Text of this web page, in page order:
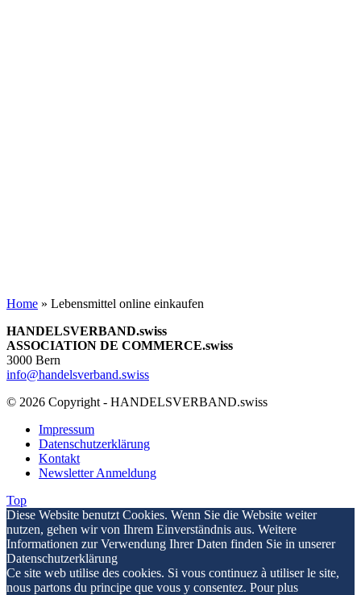
Home » Lebensmittel online einkaufen
HANDELSVERBAND.swiss
ASSOCIATION DE COMMERCE.swiss
3000 Bern
info@handelsverband.swiss
© 2026 Copyright - HANDELSVERBAND.swiss
Impressum
Datenschutzerklärung
Kontakt
Newsletter Anmeldung
Top
Diese Website benutzt Cookies. Wenn Sie die Website weiter
nutzen, gehen wir von Ihrem Einverständnis aus. Weitere
Informationen zur Verwendung Ihrer Daten finden Sie in unserer
Datenschutzerklärung
Ce site web utilise des cookies. Si vous continuez à utiliser le site,
nous partons du principe que vous y consentez. Pour plus